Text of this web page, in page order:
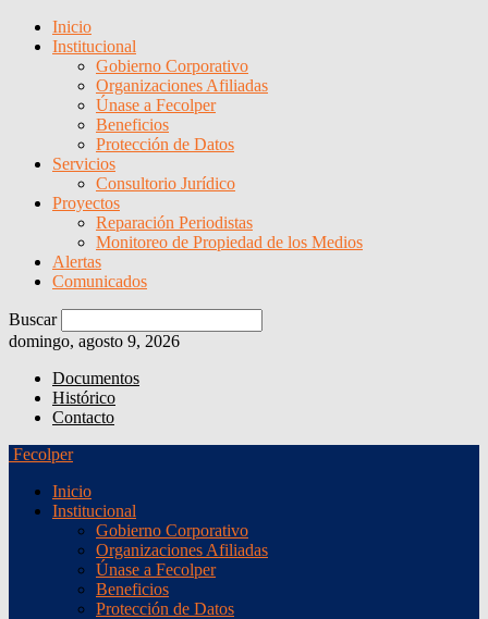
Inicio
Institucional
Gobierno Corporativo
Organizaciones Afiliadas
Únase a Fecolper
Beneficios
Protección de Datos
Servicios
Consultorio Jurídico
Proyectos
Reparación Periodistas
Monitoreo de Propiedad de los Medios
Alertas
Comunicados
Buscar
domingo, agosto 9, 2026
Documentos
Histórico
Contacto
Fecolper
Inicio
Institucional
Gobierno Corporativo
Organizaciones Afiliadas
Únase a Fecolper
Beneficios
Protección de Datos